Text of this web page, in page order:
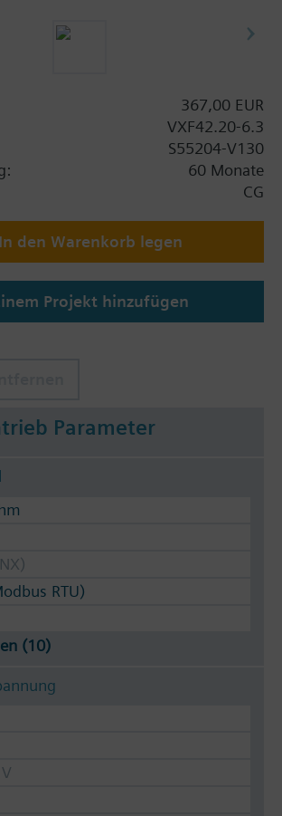
367,00 EUR
VXF42.20-6.3
S55204-V130
60 Monate
CG
In den Warenkorb legen
Projekt hinzufügen
Parameter
RTU)
(10)